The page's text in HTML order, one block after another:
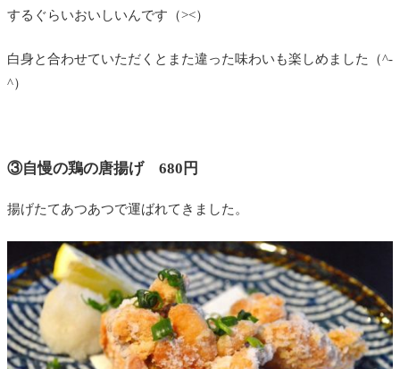
するぐらいおいしいんです（><）
白身と合わせていただくとまた違った味わいも楽しめました（^-
^）
③自慢の鶏の唐揚げ 680円
揚げたてあつあつで運ばれてきました。